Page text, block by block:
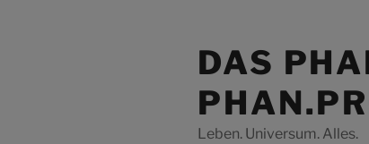
DAS
Leben. Universum. Alles.